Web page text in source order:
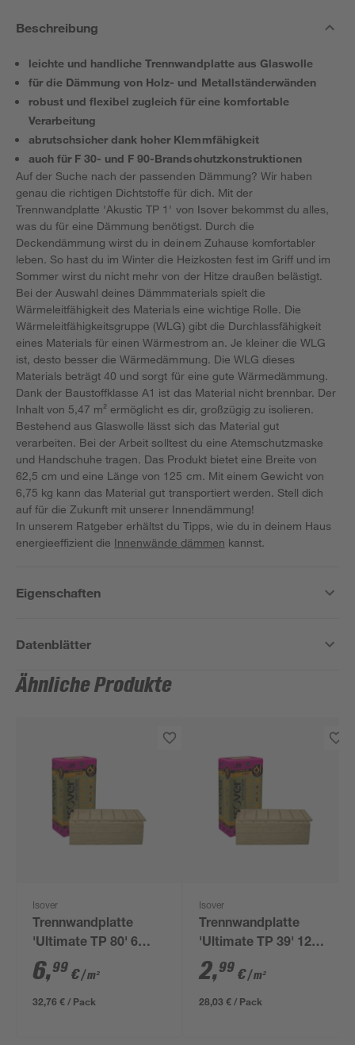
Beschreibung
leichte und handliche Trennwandplatte aus Glaswolle
für die Dämmung von Holz- und Metallständerwänden
robust und flexibel zugleich für eine komfortable
Verarbeitung
abrutschsicher dank hoher Klemmfähigkeit
auch für F 30- und F 90-Brandschutzkonstruktionen
Auf der Suche nach der passenden Dämmung? Wir haben
genau die richtigen Dichtstoffe für dich. Mit der
Trennwandplatte 'Akustic TP 1' von Isover bekommst du alles,
was du für eine Dämmung benötigst. Durch die
Deckendämmung wirst du in deinem Zuhause komfortabler
leben. So hast du im Winter die Heizkosten fest im Griff und im
Sommer wirst du nicht mehr von der Hitze draußen belästigt.
Bei der Auswahl deines Dämmmaterials spielt die
Wärmeleitfähigkeit des Materials eine wichtige Rolle. Die
Wärmeleitfähigkeitsgruppe (WLG) gibt die Durchlassfähigkeit
eines Materials für einen Wärmestrom an. Je kleiner die WLG
ist, desto besser die Wärmedämmung. Die WLG dieses
Materials beträgt 40 und sorgt für eine gute Wärmedämmung.
Dank der Baustoffklasse A1 ist das Material nicht brennbar. Der
Inhalt von 5,47 m² ermöglicht es dir, großzügig zu isolieren.
Bestehend aus Glaswolle lässt sich das Material gut
verarbeiten. Bei der Arbeit solltest du eine Atemschutzmaske
und Handschuhe tragen. Das Produkt bietet eine Breite von
62,5 cm und eine Länge von 125 cm. Mit einem Gewicht von
6,75 kg kann das Material gut transportiert werden. Stell dich
auf für die Zukunft mit unserer Innendämmung!
In unserem Ratgeber erhältst du Tipps, wie du in deinem Haus
energieeffizient die Innenwände dämmen kannst.
Eigenschaften
Datenblätter
Ähnliche Produkte
Isover
Trennwandplatte
'Ultimate TP 80' 6
Stück
6,99 €/ m²
32,76 € / Pack
Isover
Trennwandplatte
'Ultimate TP 39' 12
Stück
2,99 €/ m²
28,03 € / Pack